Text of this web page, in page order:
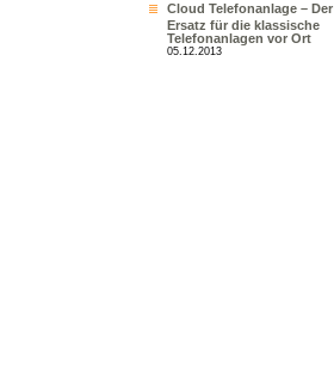
Cloud Telefonanlage – Der
Ersatz für die klassische
Telefonanlagen vor Ort
05.12.2013